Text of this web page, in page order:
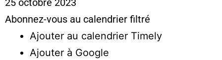
25 octobre 2023
Abonnez-vous au calendrier filtré
Ajouter au calendrier Timely
Ajouter à Google